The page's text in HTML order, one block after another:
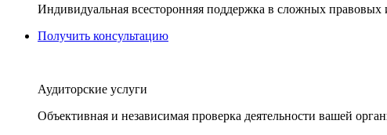
Индивидуальная всесторонняя поддержка в сложных правовых
Получить консультацию
Аудиторские услуги
Объективная и независимая проверка деятельности вашей